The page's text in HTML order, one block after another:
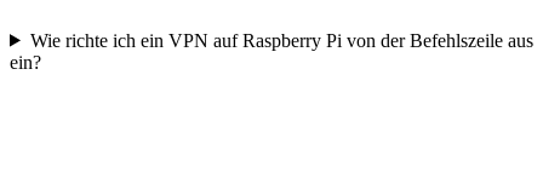
Wie richte ich ein VPN auf Raspberry Pi von der Befehlszeile aus
ein?